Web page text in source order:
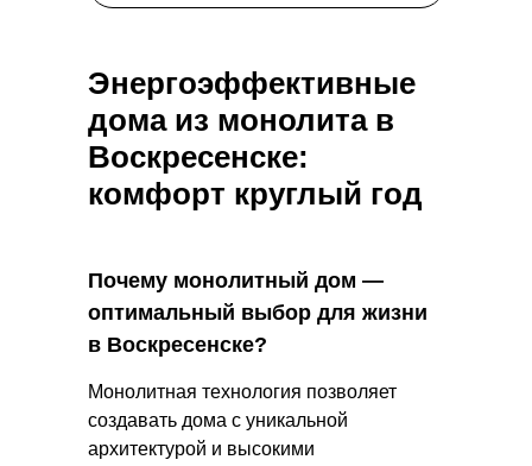
Энергоэффективные
дома из монолита в
Воскресенске:
комфорт круглый год
Монолитная технология позволяет
создавать дома с уникальной
архитектурой и высокими
Почему монолитный дом —
оптимальный выбор для жизни
в Воскресенске?